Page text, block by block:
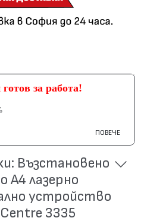
за работа!
ПОВЕЧЕ
Възстановено
А4 лазернo
устройство
3335